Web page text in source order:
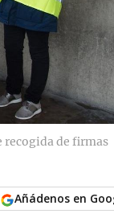
recogida de firmas
Añádenos en